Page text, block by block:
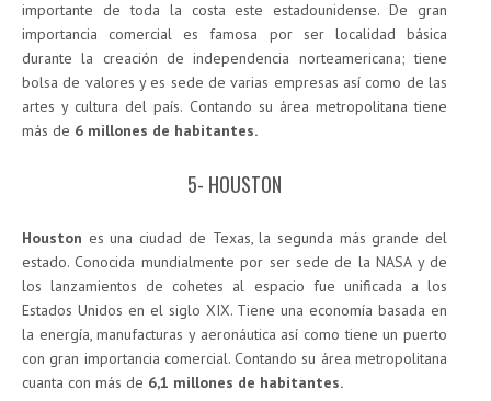
importante de toda la costa este estadounidense. De gran
importancia comercial es famosa por ser localidad básica
durante la creación de independencia norteamericana; tiene
bolsa de valores y es sede de varias empresas así como de las
artes y cultura del país. Contando su área metropolitana tiene
más de 6 millones de habitantes.
5- HOUSTON
Houston es una ciudad de Texas, la segunda más grande del
estado. Conocida mundialmente por ser sede de la NASA y de
los lanzamientos de cohetes al espacio fue unificada a los
Estados Unidos en el siglo XIX. Tiene una economía basada en
la energía, manufacturas y aeronáutica así como tiene un puerto
con gran importancia comercial. Contando su área metropolitana
cuanta con más de 6,1 millones de habitantes.